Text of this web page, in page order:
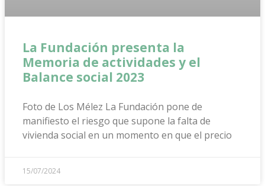
La Fundación presenta la
Memoria de actividades y el
Balance social 2023
Foto de Los Mélez La Fundación pone de
manifiesto el riesgo que supone la falta de
vivienda social en un momento en que el precio
15/07/2024